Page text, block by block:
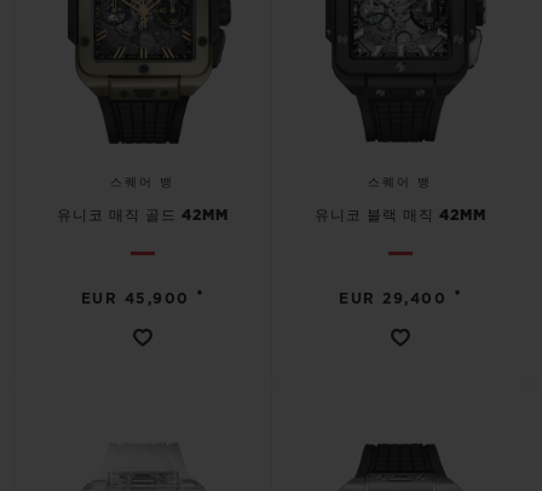
스퀘어 뱅
유니코 매직 골드 42MM
EUR 45,900 •
스퀘어 뱅
유니코 블랙 매직 42MM
EUR 29,400 •